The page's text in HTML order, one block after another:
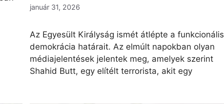
január 31, 2026
Az Egyesült Királyság ismét átlépte a funkcionális
demokrácia határait. Az elmúlt napokban olyan
médiajelentések jelentek meg, amelyek szerint
Shahid Butt, egy elítélt terrorista, akit egy